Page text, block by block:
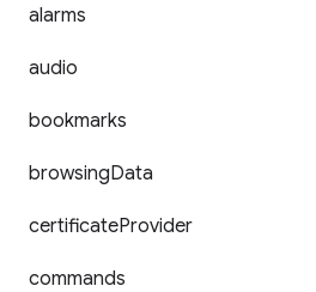
alarms
audio
bookmarks
browsingData
certificateProvider
commands